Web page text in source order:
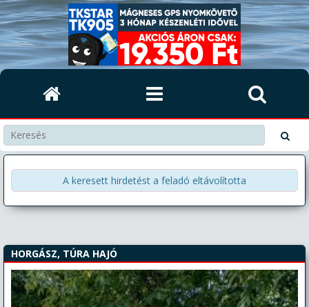
A keresett hirdetést a feladó eltávolította
HORGÁSZ, TÚRA HAJÓ